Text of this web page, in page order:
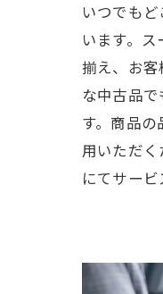
いつでも
います。
揃え、お
な中古品
す。商品
用いただ
にてサービ